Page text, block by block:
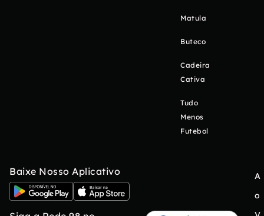
Matula
Buteco
Cadeira
Cativa
Tudo
Menos
Futebol
Baixe Nosso Aplicativo
A
o